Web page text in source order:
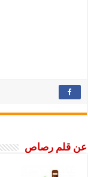
عن قلم رصاص